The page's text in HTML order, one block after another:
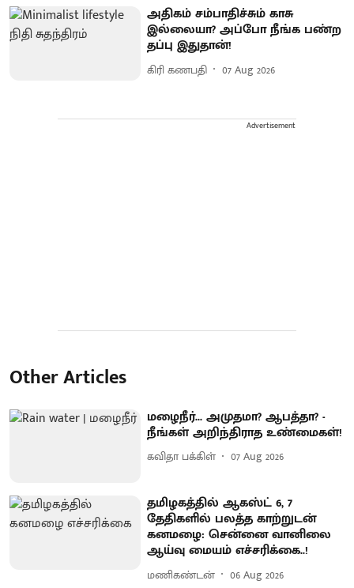
அதிகம் சம்பாதிச்சும் காசு
இல்லையா? அப்போ நீங்க பண்ற
தப்பு இதுதான்!
கிரி கணபதி 07 Aug 2026
Advertisement
Other Articles
மழைநீர்... அமுதமா? ஆபத்தா? -
நீங்கள் அறிந்திராத உண்மைகள்!
கவிதா பக்கிள் 07 Aug 2026
தமிழகத்தில் ஆகஸ்ட் 6, 7
தேதிகளில் பலத்த காற்றுடன்
கனமழை: சென்னை வானிலை
ஆய்வு மையம் எச்சரிக்கை..!
மணிகண்டன் 06 Aug 2026